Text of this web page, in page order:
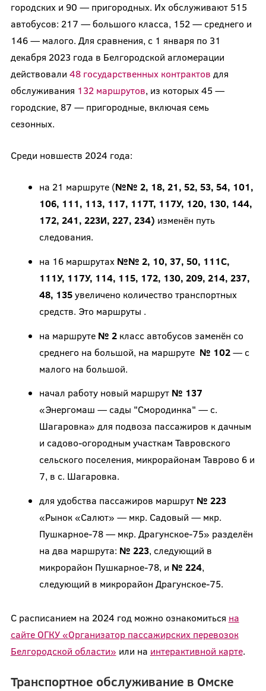
городских и 90 — пригородных. Их обслуживают 515
автобусов: 217 — большого класса, 152 — среднего и
146 — малого. Для сравнения, с 1 января по 31
декабря 2023 года в Белгородской агломерации
действовали 48 государственных контрактов для
обслуживания 132 маршрутов, из которых 45 —
городские, 87 — пригородные, включая семь
сезонных.
Среди новшеств 2024 года:
на 21 маршруте (№№ 2, 18, 21, 52, 53, 54, 101,
106, 111, 113, 117, 117Т, 117У, 120, 130, 144,
172, 241, 223И, 227, 234) изменён путь
следования.
на 16 маршрутах №№ 2, 10, 37, 50, 111С,
111У, 117У, 114, 115, 172, 130, 209, 214, 237,
48, 135увеличено количество транспортных
средств. Это маршруты .
на маршруте № 2класс автобусов заменён со
среднего на большой, на маршруте № 102— с
малого на большой.
начал работу новый маршрут № 137
«Энергомаш — сады "Смородинка" — с.
Шагаровка» для подвоза пассажиров к дачным
и садово-огородным участкам Тавровского
сельского поселения, микрорайонам Таврово 6 и
7, в с. Шагаровка.
для удобства пассажиров маршрут № 223
«Рынок «Салют» — мкр. Садовый — мкр.
Пушкарное-78 — мкр. Драгунское-75» разделён
на два маршрута: № 223, следующий в
микрорайон Пушкарное-78, и № 224,
следующий в микрорайон Драгунское-75.
С расписанием на 2024 год можно ознакомиться на
сайте ОГКУ «Организатор пассажирских перевозок
Белгородской области» или на интерактивной карте.
Транспортное обслуживание в Омске